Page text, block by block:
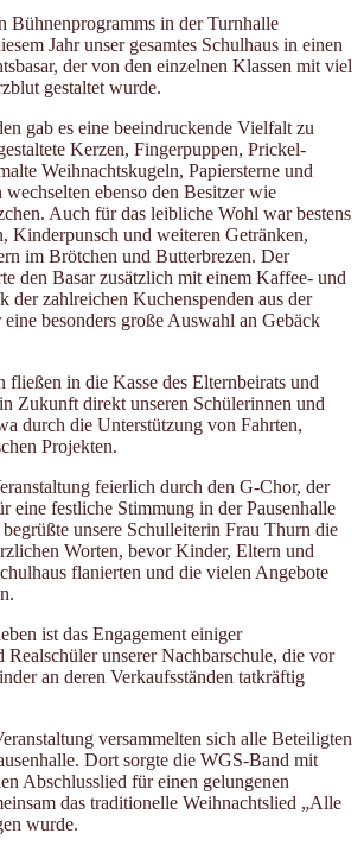
Bühnenprogramms in der Turnhalle
Jahr unser gesamtes Schulhaus in einen
der von den einzelnen Klassen mit viel
gestaltet wurde.
gab es eine beeindruckende Vielfalt zu
Kerzen, Fingerpuppen, Prickel-
Weihnachtskugeln, Papiersterne und
wechselten ebenso den Besitzer wie
Auch für das leibliche Wohl war bestens
Kinderpunsch und weiteren Getränken,
im Brötchen und Butterbrezen. Der
den Basar zusätzlich mit einem Kaffee- und
der zahlreichen Kuchenspenden aus der
besonders große Auswahl an Gebäck
fließen in die Kasse des Elternbeirats und
Zukunft direkt unseren Schülerinnen und
durch die Unterstützung von Fahrten,
Projekten.
feierlich durch den G-Chor, der
eine festliche Stimmung in der Pausenhalle
unsere Schulleiterin Frau Thurn die
Worten, bevor Kinder, Eltern und
flanierten und die vielen Angebote
ist das Engagement einiger
Realschüler unserer Nachbarschule, die vor
an deren Verkaufsständen tatkräftig
versammelten sich alle Beteiligten
Dort sorgte die WGS-Band mit
Abschlusslied für einen gelungenen
das traditionelle Weihnachtslied „Alle
wurde.